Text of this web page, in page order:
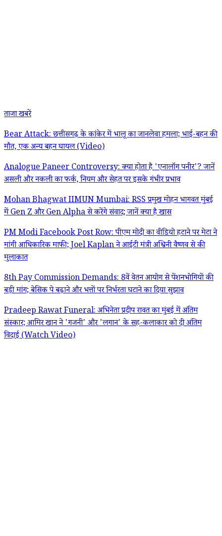
ताजा खबरें
Bear Attack: छत्तीसगढ़ के कांकेर में भालू का जानलेवा हमला; भाई-बहन की
मौत, एक अन्य बहन घायल (Video)
Analogue Paneer Controversy: क्या होता है 'एनालॉग पनीर'? जानें
असली और नकली का फर्क, नियम और सेहत पर इसके गंभीर प्रभाव
Mohan Bhagwat IIMUN Mumbai: RSS प्रमुख मोहन भागवत मुंबई
में Gen Z और Gen Alpha से करेंगे संवाद; जानें क्या है खास
PM Modi Facebook Post Row: पीएम मोदी का वीडियो हटाने पर मेटा ने
मांगी आधिकारिक माफी; Joel Kaplan ने आईटी मंत्री अश्विनी वैष्णव से की
मुलाकात
8th Pay Commission Demands: 8वें वेतन आयोग से पेंशनभोगियों की
बड़ी मांग; बेसिक पे बढ़ाने और भत्तों पर निर्भरता घटाने का दिया सुझाव
Pradeep Rawat Funeral: अभिनेता प्रदीप रावत का मुंबई में अंतिम
संस्कार; आमिर खान ने 'गजनी' और 'लगान' के सह-कलाकार को दी अंतिम
विदाई (Watch Video)